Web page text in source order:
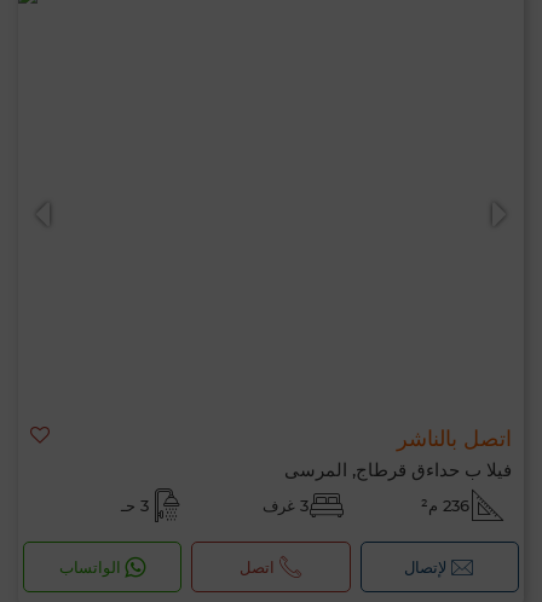
اتصل بالناشر
فيلا ب حداءق قرطاج, المرسى
236 م² 3 غرف 3 حـ
لإتصال اتصل الواتساب